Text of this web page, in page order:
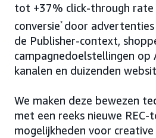
tot +37% click-through rate
conversie* door advertenties
de Publisher-context,
campagnedoelstellingen op
kanalen en duizenden
We maken deze bewezen
met een reeks nieuwe REC-
mogelijkheden voor